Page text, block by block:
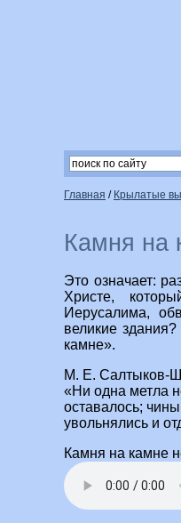
Главная / Крылатые
Камня на
Это означает:
Христе,
Иерусалима,
великие
камне».
М. Е. Салтыков-
«Ни одна метла
оставалось;
увольнялись и
Камня на камне